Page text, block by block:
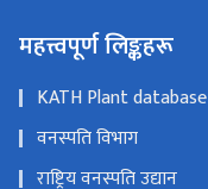
महत्त्वपूर्ण लिङ्कहरू
KATH Plant database
वनस्पति विभाग
राष्ट्रिय वनस्पति उद्यान